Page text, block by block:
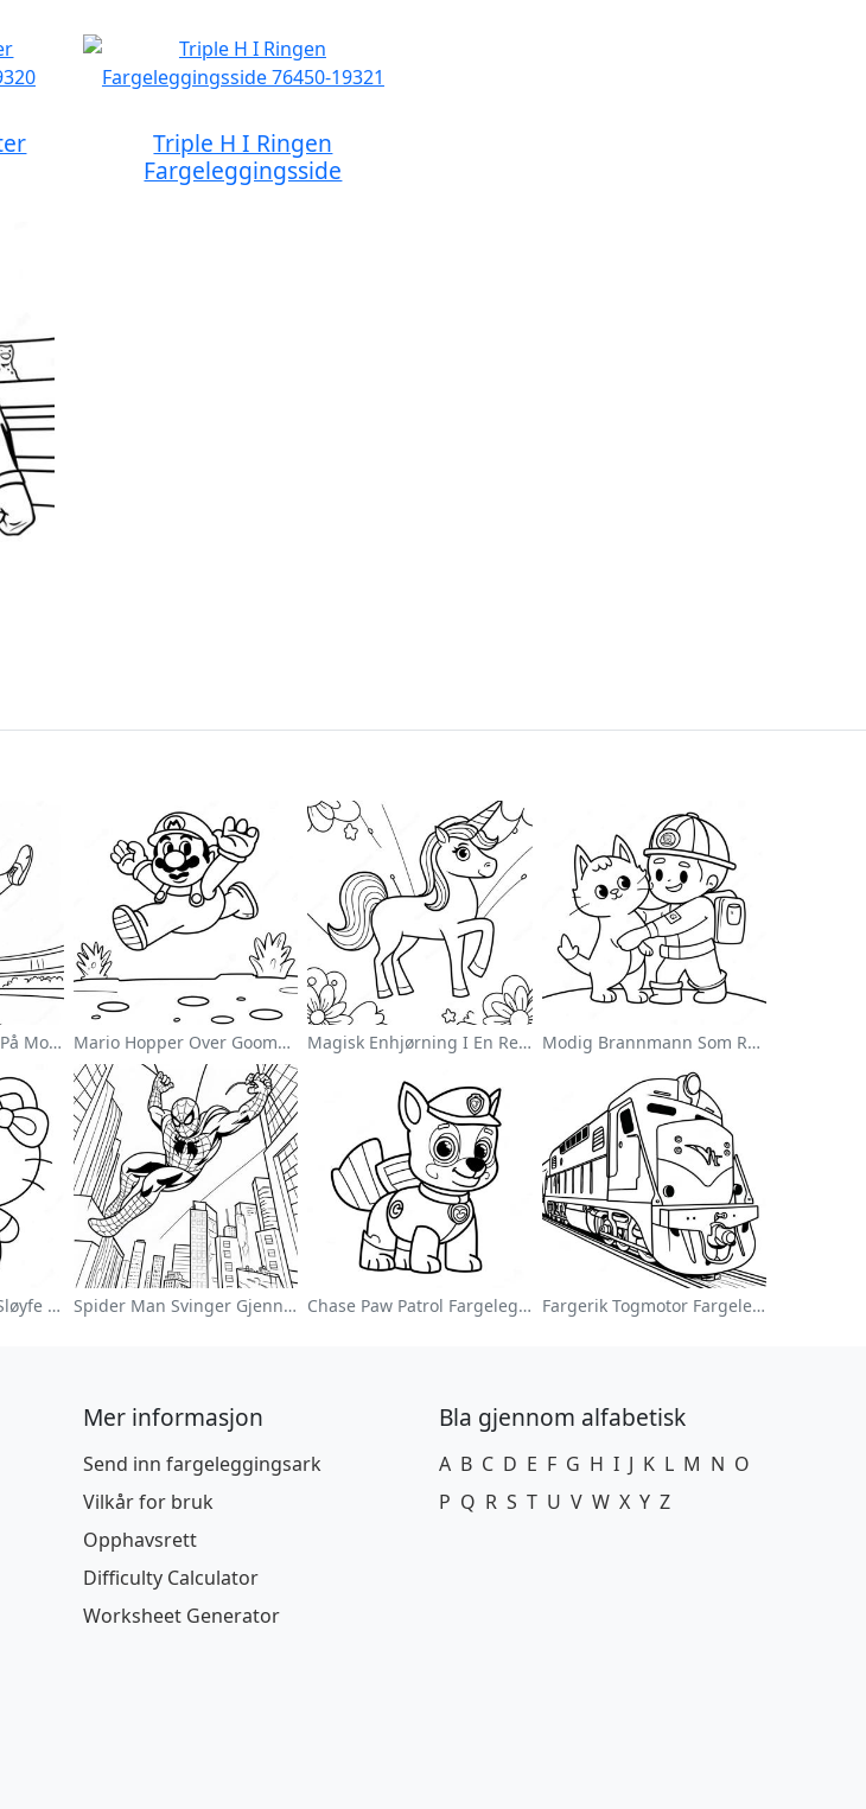
Triple H I Ringen
Fargeleggingsside
Wwe Bryter Hopper På Motstander Fargeleggingsside Mario Hopper Over Goombas Fargeleggingsside Magisk Enhjørning I En Regnbue Fargeleggingsside Modig Brannmann Som Redder En Katt Fargeleggingsside
Søt Hello Kitty Med Sløyfe Fargeleggingsside Spider Man Svinger Gjennom Byen Fargeleggingsside Chase Paw Patrol Fargeleggingsside Fargerik Togmotor Fargeleggingsside
Mer informasjon
Send inn fargeleggingsark
Vilkår for bruk
Opphavsrett
Difficulty Calculator
Worksheet Generator
Bla gjennom alfabetisk
A B C D E F G H I J K L M N O
P Q R S T U V W X Y Z